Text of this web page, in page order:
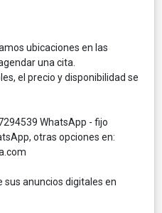
ubicaciones en las
una cita.
el precio y disponibilidad se
WhatsApp - fijo
otras opciones en:
sus anuncios digitales en